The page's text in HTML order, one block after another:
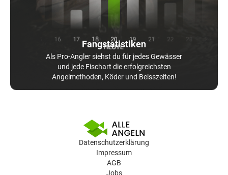
Fangstatistiken
Als Pro-Angler siehst du für jedes Gewässer
und jede Fischart die erfolgreichsten
Angelmethoden, Köder und Beisszeiten!
Datenschutzerklärung
Impressum
AGB
Jobs